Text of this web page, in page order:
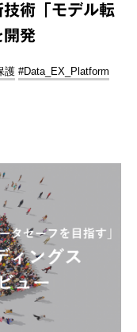
術「モデル転
開発
護 #Data_EX_Platform